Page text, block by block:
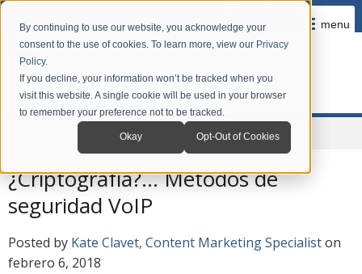
By continuing to use our website, you acknowledge your
consent to the use of cookies. To learn more, view our Privacy
Policy.
If you decline, your information won’t be tracked when you
visit this website. A single cookie will be used in your browser
to remember your preference not to be tracked.
Okay Opt-Out of Cookies
menu
News Blog en Español
¿Criptografía?... Métodos de
seguridad VoIP
Posted by Kate Clavet, Content Marketing Specialiston
febrero 6, 2018